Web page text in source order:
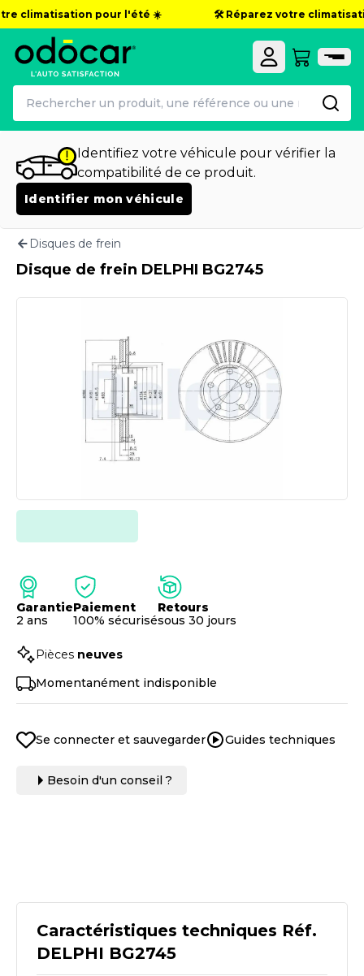
climatisation pour l'été ☀️ 🛠️ Réparez votre
Identifiez votre véhicule pour vérifier la
compatibilité de ce produit.
Identifier mon véhicule
Disques de frein
Caractéristiques techniques Réf.
DELPHI BG2745
Disque de frein DELPHI BG2745
Garantie
2 ans
Paiement
100% sécurisé
Retours
sous 30 jours
Pièces neuves
Momentanément indisponible
Se connecter et sauvegarder Guides techniques
Besoin d'un conseil ?